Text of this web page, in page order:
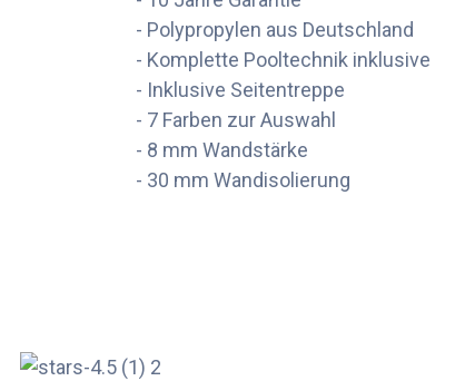
- Polypropylen aus Deutschland
- Komplette Pooltechnik inklusive
- Inklusive Seitentreppe
- 7 Farben zur Auswahl
- 8 mm Wandstärke
- 30 mm Wandisolierung